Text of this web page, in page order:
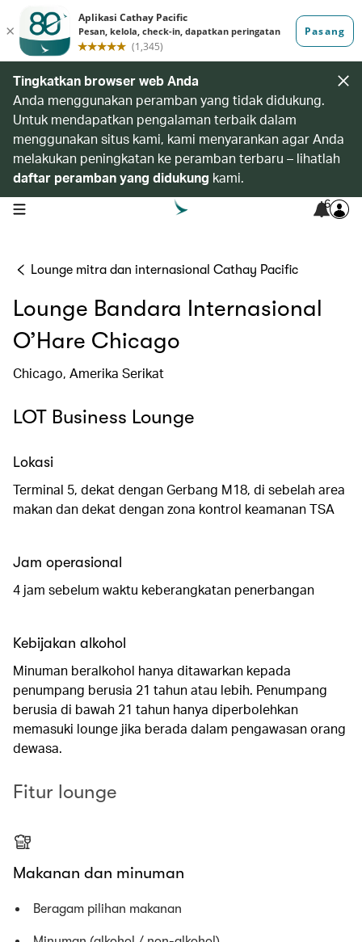
Tingkatkan browser web Anda
Anda menggunakan peramban yang tidak didukung.
Untuk mendapatkan pengalaman terbaik dalam
menggunakan situs kami, kami menyarankan agar Anda
melakukan peningkatan ke peramban terbaru – lihatlah
daftar peramban yang didukung kami.
open navigation menu 6
Lounge mitra dan internasional Cathay Pacific
Lounge Bandara Internasional
O’Hare Chicago
Chicago, Amerika Serikat
LOT Business Lounge
Lokasi
Terminal 5, dekat dengan Gerbang M18, di sebelah area
makan dan dekat dengan zona kontrol keamanan TSA
Jam operasional
4 jam sebelum waktu keberangkatan penerbangan
Kebijakan alkohol
Minuman beralkohol hanya ditawarkan kepada
penumpang berusia 21 tahun atau lebih. Penumpang
berusia di bawah 21 tahun hanya diperbolehkan
memasuki lounge jika berada dalam pengawasan orang
dewasa.
Fitur lounge
Makanan dan minuman
Beragam pilihan makanan